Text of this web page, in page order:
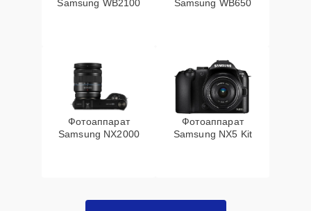
Samsung WB2100
Samsung WB650
Фотоаппарат
Samsung NX2000
Фотоаппарат
Samsung NX5 Kit